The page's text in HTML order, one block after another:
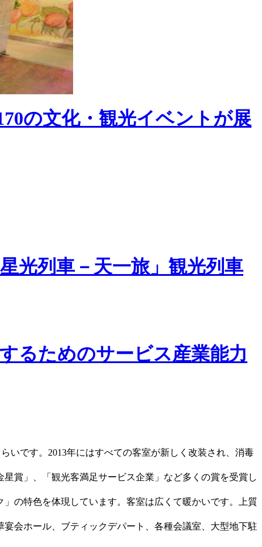
の文化・観光イベントが展
光列車－天一旅」観光列車
るためのサービス産業能力
いです。2013年にはすべての客室が新しく改装され、消毒
賞」、「観光客満足サービス企業」など多くの賞を受賞し
の特色を体現しています。客室は広くて暖かいです。上質
会ホール、ブティックデパート、各種会議室、大型地下駐